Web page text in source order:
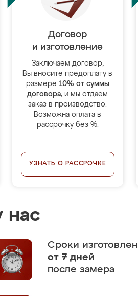
Договор
и изготовление
Заключаем договор,
Вы вносите предоплату в
размере 10% от суммы
договора, и мы отдаём
заказ в производство.
Возможна оплата в
рассрочку без %.
УЗНАТЬ О РАССРОЧКЕ
нас
Сроки
от 7 дней
после замера